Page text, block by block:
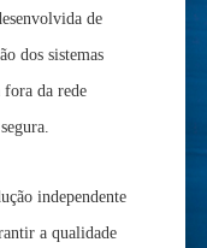
de
dos sistemas
fora da rede
independente
a qualidade